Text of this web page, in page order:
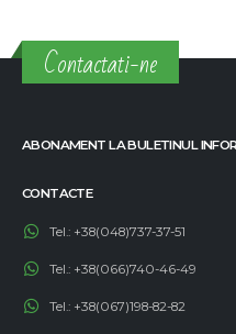
Contactati-ne
ABONAMENT LA BULETINUL
CONTACTE
Tel.: +38(048)737-37-51
Tel.: +38(066)740-46-49
Tel.: +38(067)198-82-82